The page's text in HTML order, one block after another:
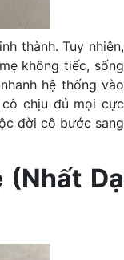
thành. Tuy nhiên,
không tiếc, sống
hệ thống vào
chịu đủ mọi cực
đời cô bước sang
(Nhất Dạ